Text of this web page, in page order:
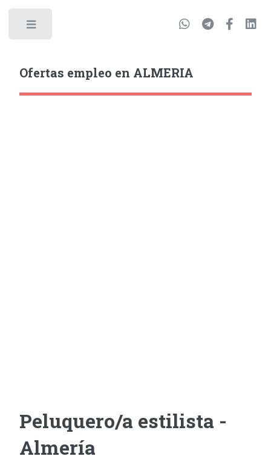
Ofertas empleo en ALMERIA
Peluquero/a estilista -
Almería